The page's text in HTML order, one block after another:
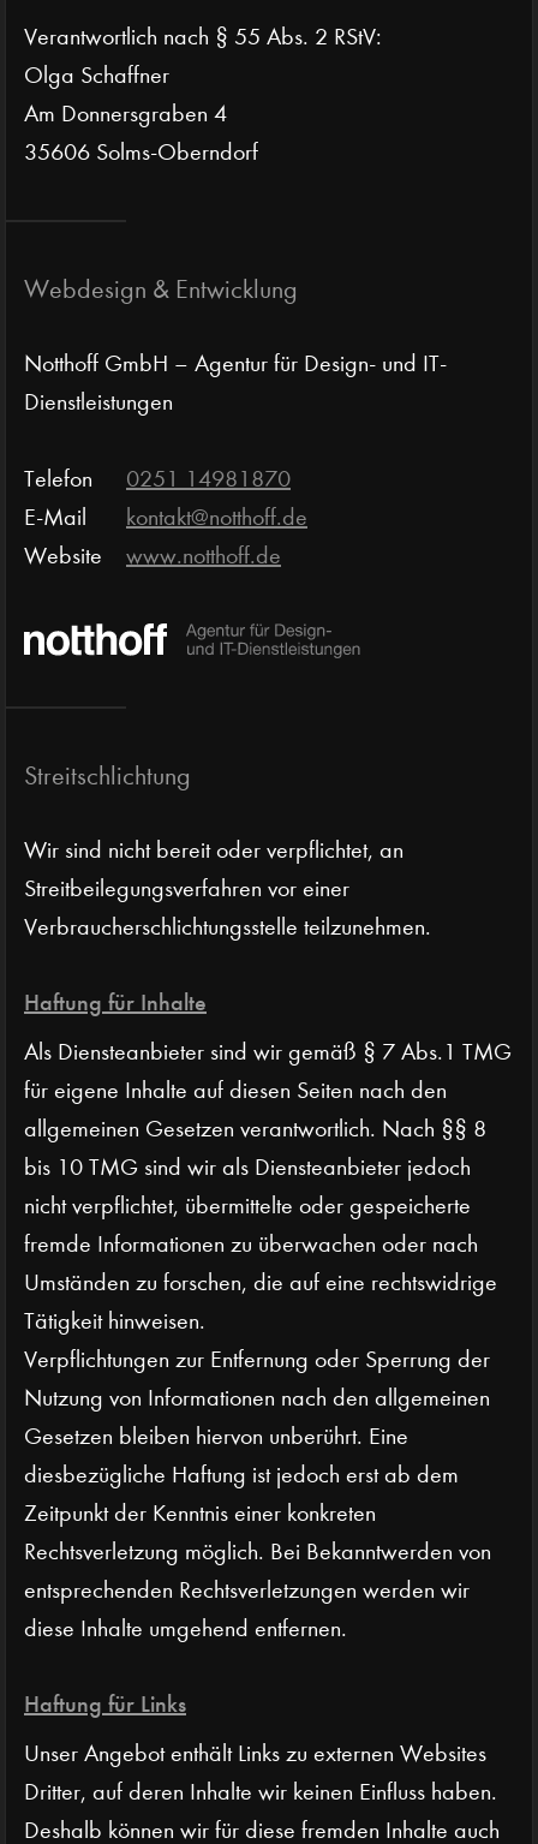
Verantwortlich nach § 55 Abs. 2 RStV:
Olga Schaffner
Am Donnersgraben 4
35606 Solms-Oberndorf
Webdesign & Entwicklung
Notthoff GmbH – Agentur für Design- und IT-
Dienstleistungen
Telefon
0251 14981870
E-Mail
kontakt@notthoff.de
Website
www.notthoff.de
Streitschlichtung
Wir sind nicht bereit oder verpflichtet, an
Streitbeilegungsverfahren vor einer
Verbraucherschlichtungsstelle teilzunehmen.
Haftung für Inhalte
Als Diensteanbieter sind wir gemäß § 7 Abs.1 TMG
für eigene Inhalte auf diesen Seiten nach den
allgemeinen Gesetzen verantwortlich. Nach §§ 8
bis 10 TMG sind wir als Diensteanbieter jedoch
nicht verpflichtet, übermittelte oder gespeicherte
fremde Informationen zu überwachen oder nach
Umständen zu forschen, die auf eine rechtswidrige
Tätigkeit hinweisen.
Verpflichtungen zur Entfernung oder Sperrung der
Nutzung von Informationen nach den allgemeinen
Gesetzen bleiben hiervon unberührt. Eine
diesbezügliche Haftung ist jedoch erst ab dem
Zeitpunkt der Kenntnis einer konkreten
Rechtsverletzung möglich. Bei Bekanntwerden von
entsprechenden Rechtsverletzungen werden wir
diese Inhalte umgehend entfernen.
Haftung für Links
Unser Angebot enthält Links zu externen Websites
Dritter, auf deren Inhalte wir keinen Einfluss haben.
Deshalb können wir für diese fremden Inhalte auch